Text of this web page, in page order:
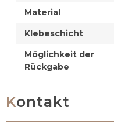
Material
Klebeschicht
Möglichkeit der
Rückgabe
Kontakt